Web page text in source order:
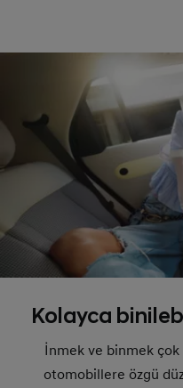
Kolayca
İnmek ve binmek
otomobillere özgü